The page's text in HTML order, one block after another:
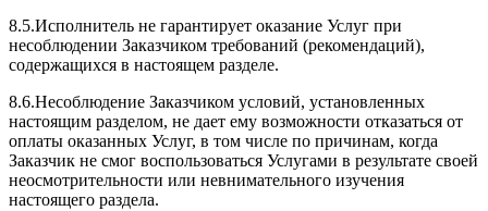
8.5.Исполнитель не гарантирует оказание Услуг при
несоблюдении Заказчиком требований (рекомендаций),
содержащихся в настоящем разделе.
8.6.Несоблюдение Заказчиком условий, установленных
настоящим разделом, не дает ему возможности отказаться от
оплаты оказанных Услуг, в том числе по причинам, когда
Заказчик не смог воспользоваться Услугами в результате своей
неосмотрительности или невнимательного изучения
настоящего раздела.